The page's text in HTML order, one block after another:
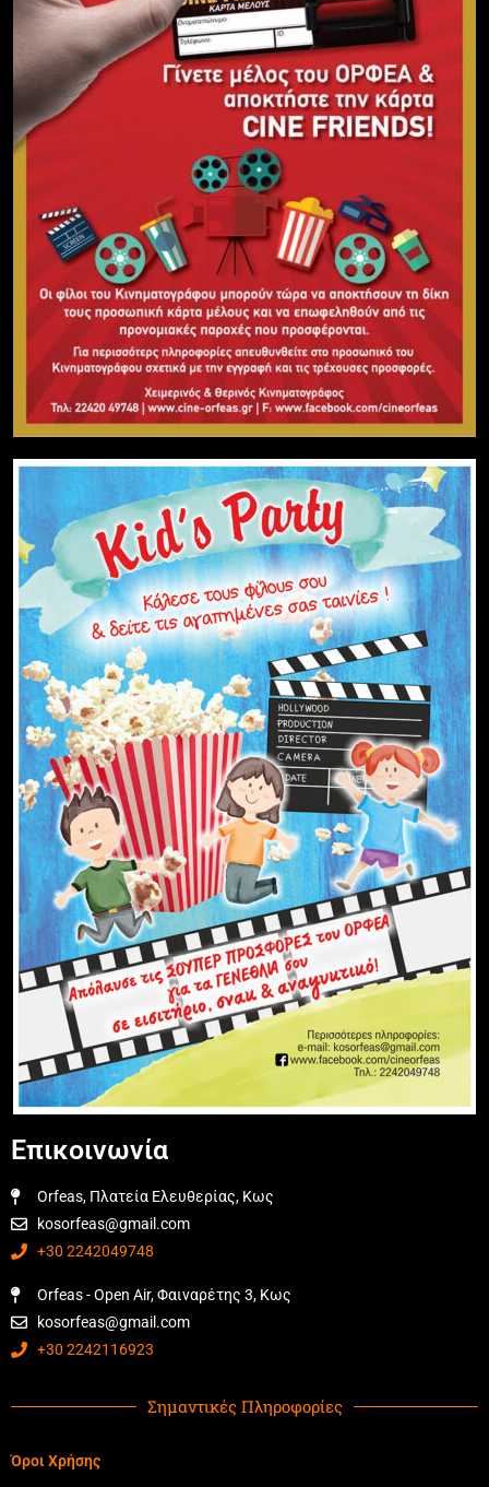
Επικοινωνία
Orfeas, Πλατεία Ελευθερίας, Κως
kosorfeas@gmail.com
+30 2242049748
Orfeas - Open Air, Φαιναρέτης 3, Κως
kosorfeas@gmail.com
+30 2242116923
Σημαντικές Πληροφορίες
Όροι Χρήσης